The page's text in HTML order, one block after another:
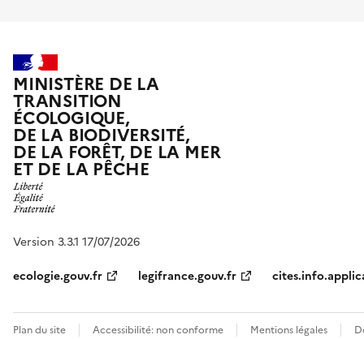
MINISTÈRE DE LA
TRANSITION
ÉCOLOGIQUE,
DE LA BIODIVERSITÉ,
DE LA FORÊT, DE LA MER
ET DE LA PÊCHE
Version 3.3.1 17/07/2026
ecologie.gouv.fr
legifrance.gouv.fr
Plan du site Accessibilité: non conforme Mentions légales